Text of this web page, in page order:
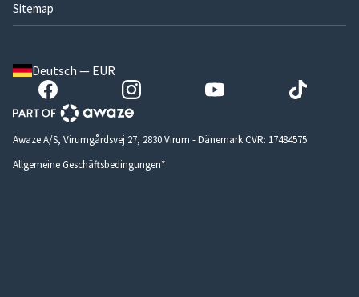
Sitemap
Deutsch — EUR
Awaze A/S, Virumgårdsvej 27, 2830 Virum - Dänemark CVR: 17484575
Allgemeine Geschäftsbedingungen*